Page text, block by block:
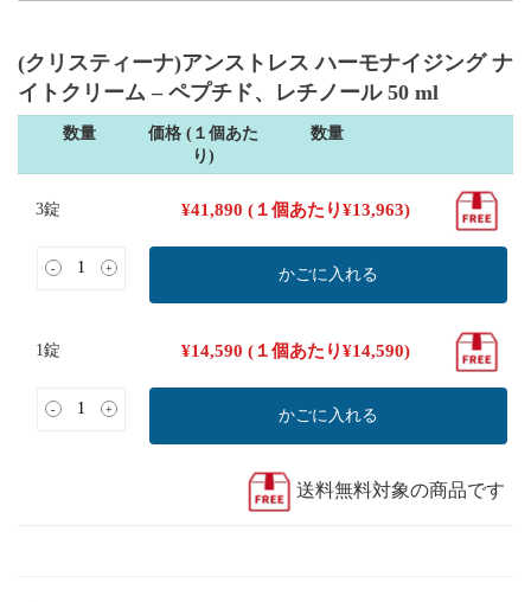
(クリスティーナ)アンストレス ハーモナイジング ナ
イトクリーム – ペプチド、レチノール 50 ml
数量
価格 (１個あた
り)
数量
3錠 ¥41,890 (１個あたり¥13,963)
- + かごに入れる
1錠 ¥14,590 (１個あたり¥14,590)
- + かごに入れる
送料無料対象の商品です